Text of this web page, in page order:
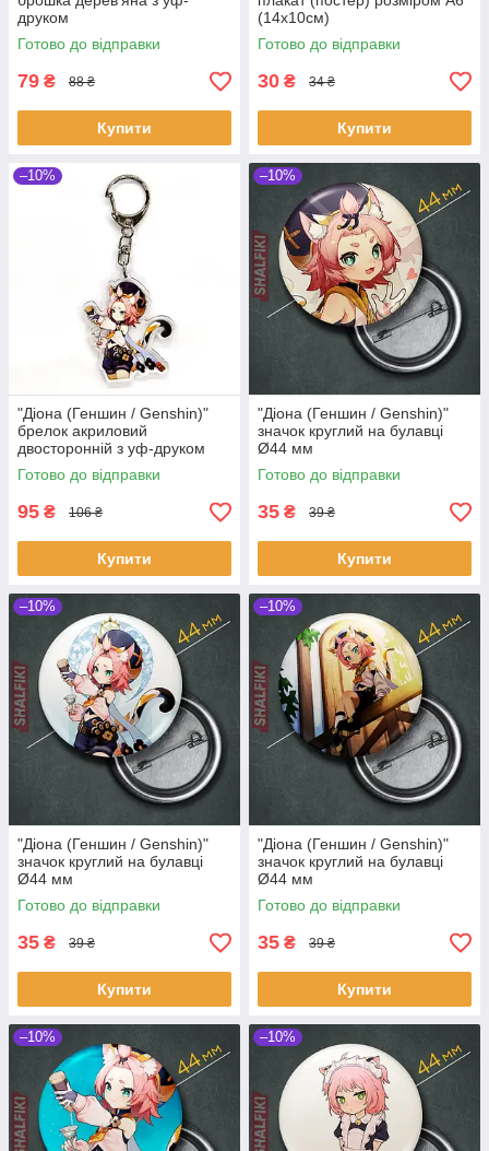
друком
Готово до відправки
79 ₴ 88 ₴
Купити
(14х10см)
Готово до відправки
30 ₴ 34 ₴
Купити
–10%
"Діона (Геншин / Genshin)"
брелок акриловий
двосторонній з уф-друком
Готово до відправки
95 ₴ 106 ₴
Купити
–10%
"Діона (Геншин / Genshin)"
значок круглий на булавці
Ø44 мм
Готово до відправки
35 ₴ 39 ₴
Купити
–10%
"Діона (Геншин / Genshin)"
значок круглий на булавці
Ø44 мм
Готово до відправки
35 ₴ 39 ₴
Купити
–10%
"Діона (Геншин / Genshin)"
значок круглий на булавці
Ø44 мм
Готово до відправки
35 ₴ 39 ₴
Купити
–10% –10%